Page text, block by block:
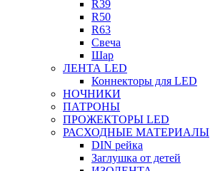
R39
R50
R63
Свеча
Шар
ЛЕНТА LED
Коннекторы для LED
НОЧНИКИ
ПАТРОНЫ
ПРОЖЕКТОРЫ LED
РАСХОДНЫЕ МАТЕРИАЛЫ
DIN рейка
Заглушка от детей